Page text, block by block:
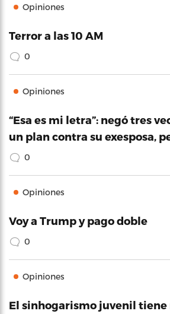
Opiniones
Terror a las 10 AM
0
Opiniones
“Esa es mi letra”: negó tres
un plan contra su exesposa,
0
Opiniones
Voy a Trump y pago doble
0
Opiniones
El sinhogarismo juvenil